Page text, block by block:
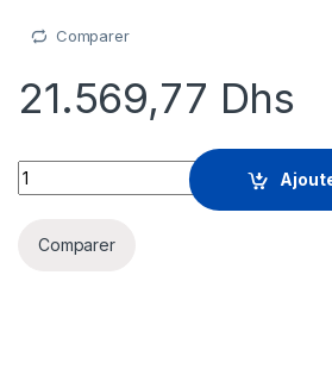
Comparer
21.569,77 Dhs
SonicWall Network Security Virtual
Comparer